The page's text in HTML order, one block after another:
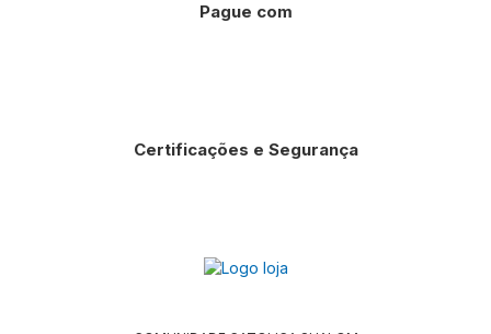
Pague com
Certificações e Segurança